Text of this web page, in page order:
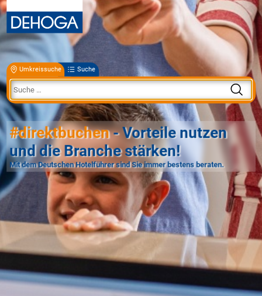
Umkreissuche Suche
#direktbuchen- Vorteile nutzen
und die Branche stärken!
Mit dem Deutschen Hotelführer sind Sie immer bestens beraten.